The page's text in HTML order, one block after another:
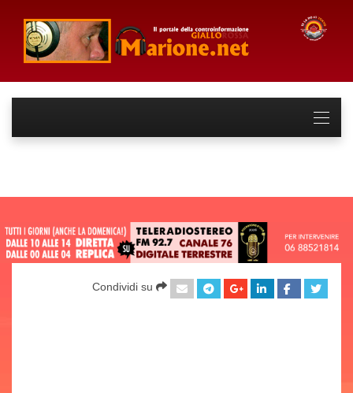
Condividi su